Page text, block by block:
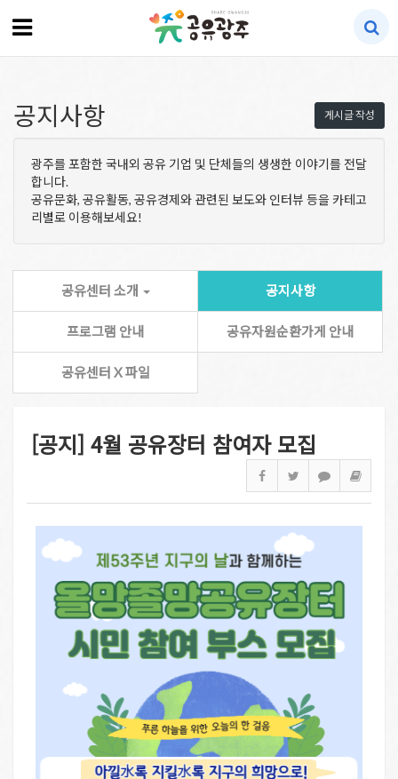
게시글 작성
공지사항
광주를 포함한 국내외 공유 기업 및 단체들의 생생한 이야기를 전달
합니다.
공유문화, 공유활동, 공유경제와 관련된 보도와 인터뷰 등을 카테고
리별로 이용해보세요!
공유센터 소개 공지사항
프로그램 안내 공유자원순환가게 안내
공유센터 X 파일
[공지] 4월 공유장터 참여자 모집